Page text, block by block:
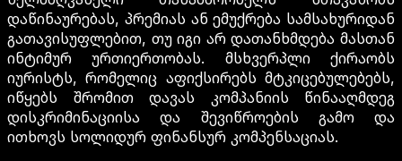
დაწინაურებას, პრემიას ან ემუქრება სამსახურიდან
გათავისუფლებით, თუ იგი არ დათანხმდება მასთან
ინტიმურ ურთიერთობას. მსხვერპლი ქირაობს
იურისტს, რომელიც აფიქსირებს მტკიცებულებებს,
იწყებს შრომით დავას კომპანიის წინააღმდეგ
დისკრიმინაციისა და შევიწროების გამო და
ითხოვს სოლიდურ ფინანსურ კომპენსაციას.